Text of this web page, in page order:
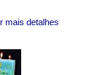
mais detalhes